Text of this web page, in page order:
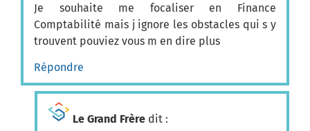
Je souhaite me focaliser en Finance
Comptabilité mais j ignore les obstacles qui s y
trouvent pouviez vous m en dire plus
Répondre
Le Grand Frère dit :